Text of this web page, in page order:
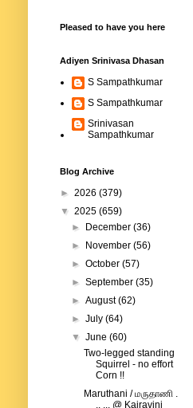
Pleased to have you here
Adiyen Srinivasa Dhasan
S Sampathkumar
S Sampathkumar
Srinivasan
Sampathkumar
Blog Archive
► 2026 (379)
▼ 2025 (659)
►
December(36)
►
November(56)
►October(57)
►September(35)
►August(62)
►July(64)
▼June(60)
Two-legged standing
Squirrel - no effort
Corn !!
Maruthani / மருதாணி .
.. ... @ Kairavini